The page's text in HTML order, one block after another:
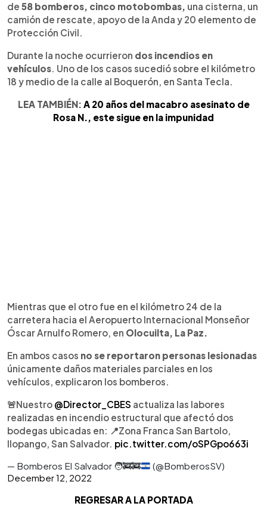
de 58 bomberos, cinco motobombas, una cisterna, un
camión de rescate, apoyo de la Anda y 20 elemento de
Protección Civil.
Durante la noche ocurrieron dos incendios en
vehículos. Uno de los casos sucedió sobre el kilómetro
18 y medio de la calle al Boquerón, en Santa Tecla.
LEA TAMBIÉN: A 20 años del macabro asesinato de
Rosa N., este sigue en la impunidad
Mientras que el otro fue en el kilómetro 24 de la
carretera hacia el Aeropuerto Internacional Monseñor
Óscar Arnulfo Romero, en Olocuilta, La Paz.
En ambos casos no se reportaron personas lesionadas
únicamente daños materiales parciales en los
vehículos, explicaron los bomberos.
🚨Nuestro @Director_CBES actualiza las labores
realizadas en incendio estructural que afectó dos
bodegas ubicadas en: 📍Zona Franca San Bartolo,
Ilopango, San Salvador. pic.twitter.com/oSPGpo663i
— Bomberos El Salvador 🧑‍🚒🚒
(@BomberosSV)
December 12, 2022
REGRESAR A LA PORTADA